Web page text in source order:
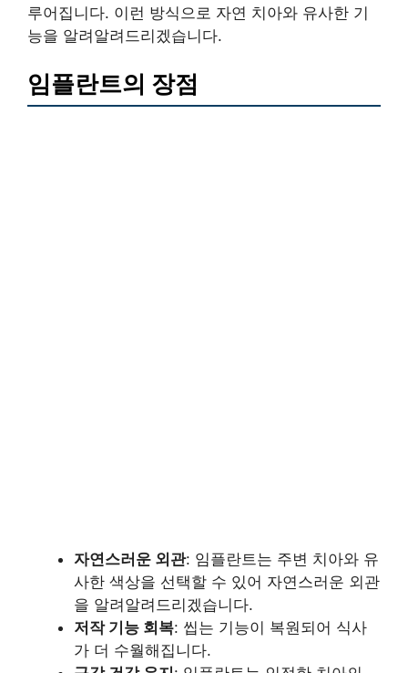
루어집니다. 이런 방식으로 자연 치아와 유사한 기
능을 알려알려드리겠습니다.
임플란트의 장점
자연스러운 외관: 임플란트는 주변 치아와 유
사한 색상을 선택할 수 있어 자연스러운 외관
을 알려알려드리겠습니다.
저작 기능 회복: 씹는 기능이 복원되어 식사
가 더 수월해집니다.